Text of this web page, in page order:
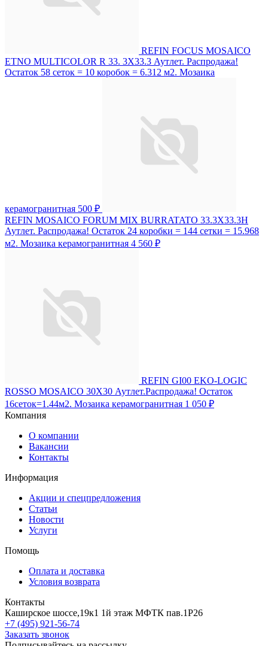
REFIN FOCUS MOSAICO
ETNO MULTICOLOR R 33. 3X33.3 Аутлет. Распродажа!
Остаток 58 сеток = 10 коробок = 6.312 м2. Мозаика
керамогранитная 500 ₽
REFIN MOSAICO FORUM MIX BURRATATO 33.3X33.3H
Аутлет. Распродажа! Остаток 24 коробки = 144 сетки = 15.968
м2. Мозаика керамогранитная 4 560 ₽
REFIN GI00 EKO-LOGIC
ROSSO MOSAICO 30X30 Аутлет.Распродажа! Остаток
16сеток=1.44м2. Мозаика керамогранитная 1 050 ₽
Компания
О компании
Вакансии
Контакты
Информация
Акции и спецпредложения
Статьи
Новости
Услуги
Помощь
Оплата и доставка
Условия возврата
Контакты
Каширское шоссе,19к1 1й этаж МФТК пав.1Р26
+7 (495) 921-56-74
Заказать звонок